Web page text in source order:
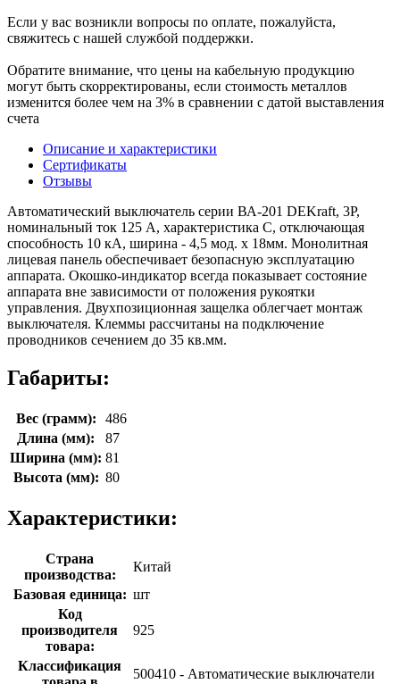
Если у вас возникли вопросы по оплате, пожалуйста,
свяжитесь с нашей службой поддержки.
Обратите внимание, что цены на кабельную продукцию
могут быть скорректированы, если стоимость металлов
изменится более чем на 3% в сравнении с датой выставления
счета
Описание и характеристики
Сертификаты
Отзывы
Автоматический выключатель серии ВА-201 DEKraft, 3P,
номинальный ток 125 А, характеристика C, отключающая
способность 10 кА, ширина - 4,5 мод. х 18мм. Монолитная
лицевая панель обеспечивает безопасную эксплуатацию
аппарата. Окошко-индикатор всегда показывает состояние
аппарата вне зависимости от положения рукоятки
управления. Двухпозиционная защелка облегчает монтаж
выключателя. Клеммы рассчитаны на подключение
проводников сечением до 35 кв.мм.
Габариты:
Вес (грамм):
486
Длина (мм):
87
Ширина (мм): 81
Высота (мм): 80
Характеристики:
Страна
производства:
Китай
Базовая единица: шт
Код
производителя
товара:
925
Классификация
500410 - Автоматические выключатели